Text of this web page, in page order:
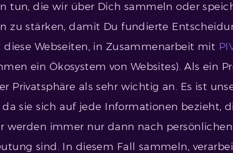
tun, die wir über Dich sammeln oder
zu stärken, damit Du fundierte
diese Webseiten, in Zusammenarbeit mit
ein Ökosystem von Websites). Als ein
Privatsphäre als sehr wichtig an. Es ist
da sie sich auf jede Informationen bezieht,
werden immer nur dann nach
sind. In diesem Fall sammeln,